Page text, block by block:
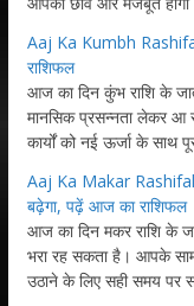
Aaj Ka Kumbh
राशिफल
आज का दिन कुंभ राशि के
मानसिक प्रसन्नता लेकर
कार्यों को नई ऊर्जा के साथ
Aaj Ka Makar Rashifal:
बढ़ेगा, पढ़ें आज का राशिफल
आज का दिन मकर राशि के
भरा रह सकता है। आपके
उठाने के लिए सही समय पर